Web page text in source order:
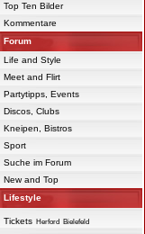
Top Ten Bilder
Kommentare
Forum
Life and Style
Meet and Flirt
Partytipps, Events
Discos, Clubs
Kneipen, Bistros
Sport
Suche im Forum
New and Top
Lifestyle
Tickets Herford Bielefeld